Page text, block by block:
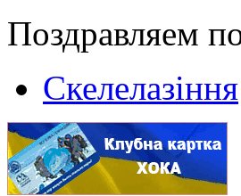
Поздравляем
Скелелазіння